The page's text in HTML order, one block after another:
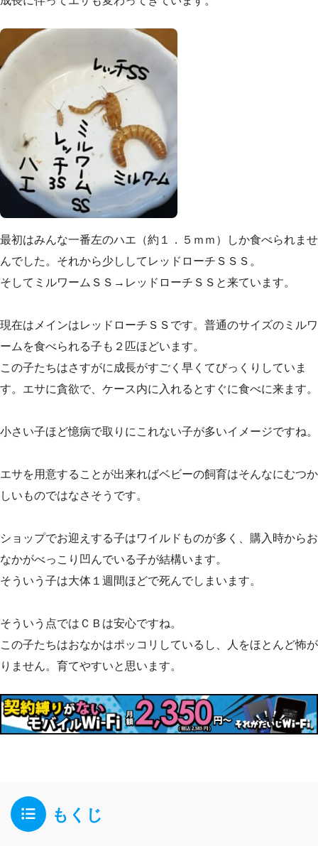
最初はみんな一番左のハエ（約１．５ｍｍ）しか食べられませ
んでした。それから少ししてレッドローチＳＳＳ。
そしてミルワームＳＳ→レッドローチＳＳと来ています。
現在はメインはレッドローチＳＳです。普通のサイズのミルワ
ームを食べられる子も２匹ほどいます。
この子たちはさすがに成長がすごく早くてびっくりしていま
す。エサに貪欲で、ケース内に入れるとすぐに食べに来ます。
小さい子ほど憶病で取りにこれない子が多いイメージですね。
エサを用意することが出来ればベビーの飼育はそんなにむつか
しいものではなさそうです。
ショップでお迎えする子はワイルドものが多く、購入時からお
なかがべっこり凹んでいる子が結構います。
そういう子は大体１週間ほどで死んでしまいます。
そういう点ではＣＢは安心ですね。
この子たちはおなかはポッコリしているし、人をほとんど怖が
りません。育てやすいと思います。
もくじ